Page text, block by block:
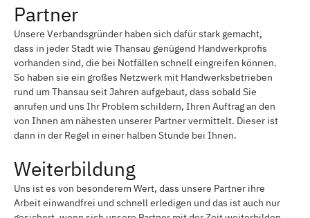
Partner
Unsere Verbandsgründer haben sich dafür stark gemacht,
dass in jeder Stadt wie Thansau genügend Handwerkprofis
vorhanden sind, die bei Notfällen schnell eingreifen können.
So haben sie ein großes Netzwerk mit Handwerksbetrieben
rund um Thansau seit Jahren aufgebaut, dass sobald Sie
anrufen und uns Ihr Problem schildern, Ihren Auftrag an den
von Ihnen am nähesten unserer Partner vermittelt. Dieser ist
dann in der Regel in einer halben Stunde bei Ihnen.
Weiterbildung
Uns ist es von besonderem Wert, dass unsere Partner ihre
Arbeit einwandfrei und schnell erledigen und das ist auch nur